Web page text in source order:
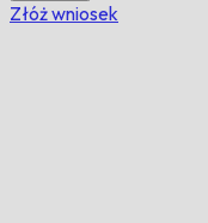
Złóż wniosek